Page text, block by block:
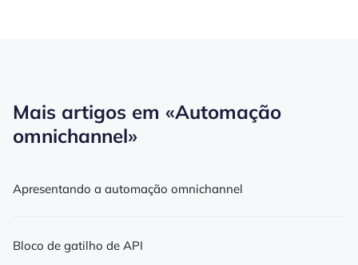
Mais artigos em «Automação
omnichannel»
Apresentando a automação omnichannel
Bloco de gatilho de API